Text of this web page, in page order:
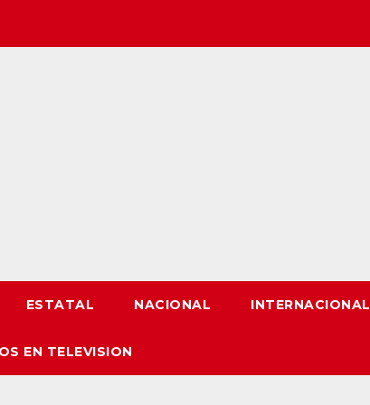
ESTATAL NACIONAL INTERNACIONAL
EN TELEVISION